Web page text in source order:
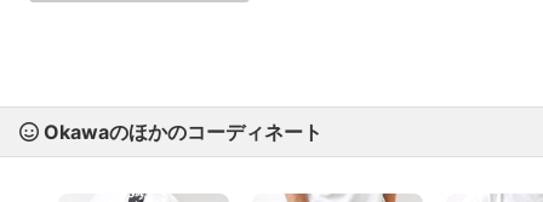
Okawaのほかのコーディネート